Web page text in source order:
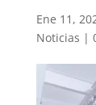
Ene 11,
Noticias |